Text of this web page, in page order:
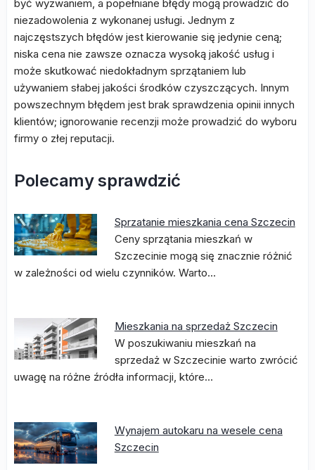
być wyzwaniem, a popełniane błędy mogą prowadzić do
niezadowolenia z wykonanej usługi. Jednym z
najczęstszych błędów jest kierowanie się jedynie ceną;
niska cena nie zawsze oznacza wysoką jakość usług i
może skutkować niedokładnym sprzątaniem lub
używaniem słabej jakości środków czyszczących. Innym
powszechnym błędem jest brak sprawdzenia opinii innych
klientów; ignorowanie recenzji może prowadzić do wyboru
firmy o złej reputacji.
Polecamy sprawdzić
Sprzatanie mieszkania cena Szczecin
Ceny sprzątania mieszkań w
Szczecinie mogą się znacznie różnić
w zależności od wielu czynników. Warto…
Mieszkania na sprzedaż Szczecin
W poszukiwaniu mieszkań na
sprzedaż w Szczecinie warto zwrócić
uwagę na różne źródła informacji, które…
Wynajem autokaru na wesele cena
Szczecin